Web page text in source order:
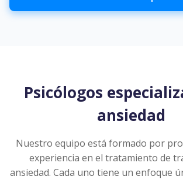
Psicólogos
ansiedad
Nuestro equipo está formado por
experiencia en el tratamiento de
ansiedad. Cada uno tiene un enfoque